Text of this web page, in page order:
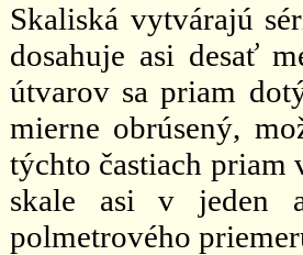
Skaliská vytvárajú
dosahuje asi desať
útvarov sa priam
mierne obrúsený,
týchto častiach priam
skale asi v jeden
polmetrového